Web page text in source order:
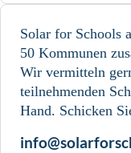
Solar for Schools
50 Kommunen
Wir vermitteln
teilnehmenden
Hand. Schicken